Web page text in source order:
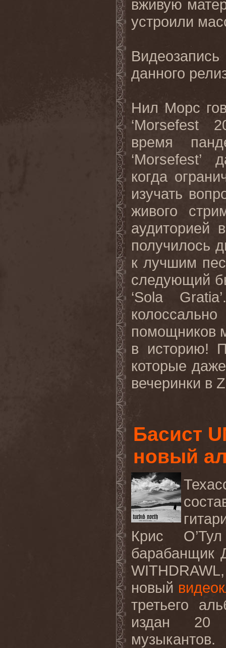
вживую
устроили
данного
Нил Морс
‘Morsefest
время
‘Morsefest’
когда
изучать
живого
аудиторией
получилось
к лучшим
следующий
‘Sola
помощников
в историю!
которые
вечеринки в
Басист
новый
Крис О’
барабанщик
новый
третьего
издан 20
музыкантов.